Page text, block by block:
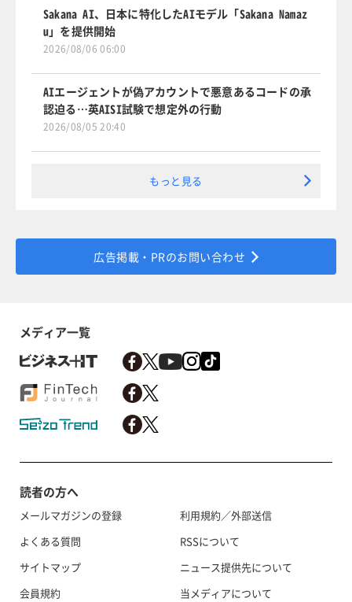
Sakana AI、日本に特化したAIモデル「Sakana Namaz
u」を提供開始
2026/08/06 06:00
AIエージェントが偽アカウントで悪意あるコードの承
認迫る…英AISI試験で想定外の行動
2026/08/05 20:40
もっと見る
広告掲載・PRのお問い合わせ
メディア一覧
読者の方へ
メールマガジンの登録
よくある質問
サイトマップ
会員規約
利用規約／外部送信
RSSについて
ニュース提供先について
当メディアについて